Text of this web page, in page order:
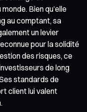
Bien qu’elle
au comptant, sa
un levier
pour la solidité
des risques, ce
de long
standards de
client lui valent